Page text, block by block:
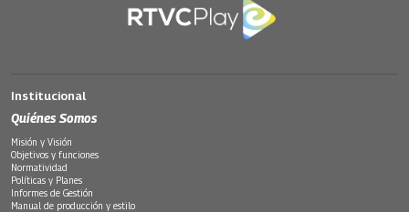
Institucional
Quiénes Somos
Misión y Visión
Objetivos y funciones
Normatividad
Políticas y Planes
Informes de Gestión
Manual de producción y estilo